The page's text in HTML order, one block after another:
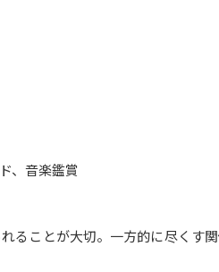
、音楽鑑賞
ることが大切。一方的に尽くす